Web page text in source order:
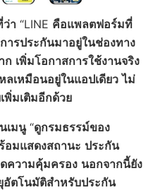
า “LINE คือแพลตฟอร์มที่
ารประกันมาอยู่ในช่องทาง
ก เพิ่มโอกาสการใช้งานจริง
เหมือนอยู่ในแอปเดียว ไม่
พิ่มเติมอีกด้วย
เมนู“ดูกรมธรรม์ของ
อมแสดงสถานะ ประกัน
ความคุ้มครอง นอกจากนี้ยัง
อัตโนมัติสำหรับประกัน